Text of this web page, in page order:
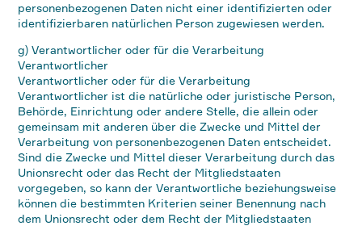
personenbezogenen Daten nicht einer identifizierten oder
identifizierbaren natürlichen Person zugewiesen werden.
g) Verantwortlicher oder für die Verarbeitung
Verantwortlicher
Verantwortlicher oder für die Verarbeitung
Verantwortlicher ist die natürliche oder juristische Person,
Behörde, Einrichtung oder andere Stelle, die allein oder
gemeinsam mit anderen über die Zwecke und Mittel der
Verarbeitung von personenbezogenen Daten entscheidet.
Sind die Zwecke und Mittel dieser Verarbeitung durch das
Unionsrecht oder das Recht der Mitgliedstaaten
vorgegeben, so kann der Verantwortliche beziehungsweise
können die bestimmten Kriterien seiner Benennung nach
dem Unionsrecht oder dem Recht der Mitgliedstaaten